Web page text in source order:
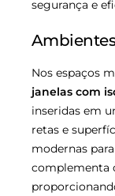
segurança e
Nos espaços
janelas com
inseridas em
retas e
modernas
complementa